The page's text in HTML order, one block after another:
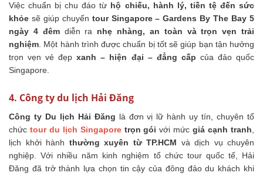
Việc chuẩn bị chu đáo từ hộ chiếu, hành lý, tiền tệ đến sức
khỏe sẽ giúp chuyến tour Singapore – Gardens By The Bay 5
ngày 4 đêmdiễn ra nhẹ nhàng, an toàn và trọn vẹn trải
nghiệm. Một hành trình được chuẩn bị tốt sẽ giúp bạn tận hưởng
trọn vẹn vẻ đẹpxanh – hiện đại – đẳng cấp của đảo quốc
Singapore.
4. Công ty du lịch Hải Đăng
Công ty Du lịch Hải Đăng là đơn vị lữ hành uy tín, chuyên tổ
chức tour du lịch Singaporetrọn gói với mứcgiá cạnh tranh,
lịch khởi hành thường xuyên từ TP.HCM và dịch vụ chuyên
nghiệp. Với nhiều năm kinh nghiệm tổ chức tour quốc tế, Hải
Đăng đã trở thành lựa chọn tin cậy của đông đảo du khách khi